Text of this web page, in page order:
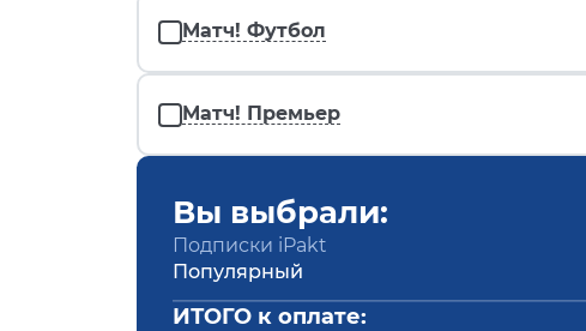
Матч! Футбол
Матч! Премьер
Вы выбрали:
Подписки iPakt
Популярный
ИТОГО к оплате: